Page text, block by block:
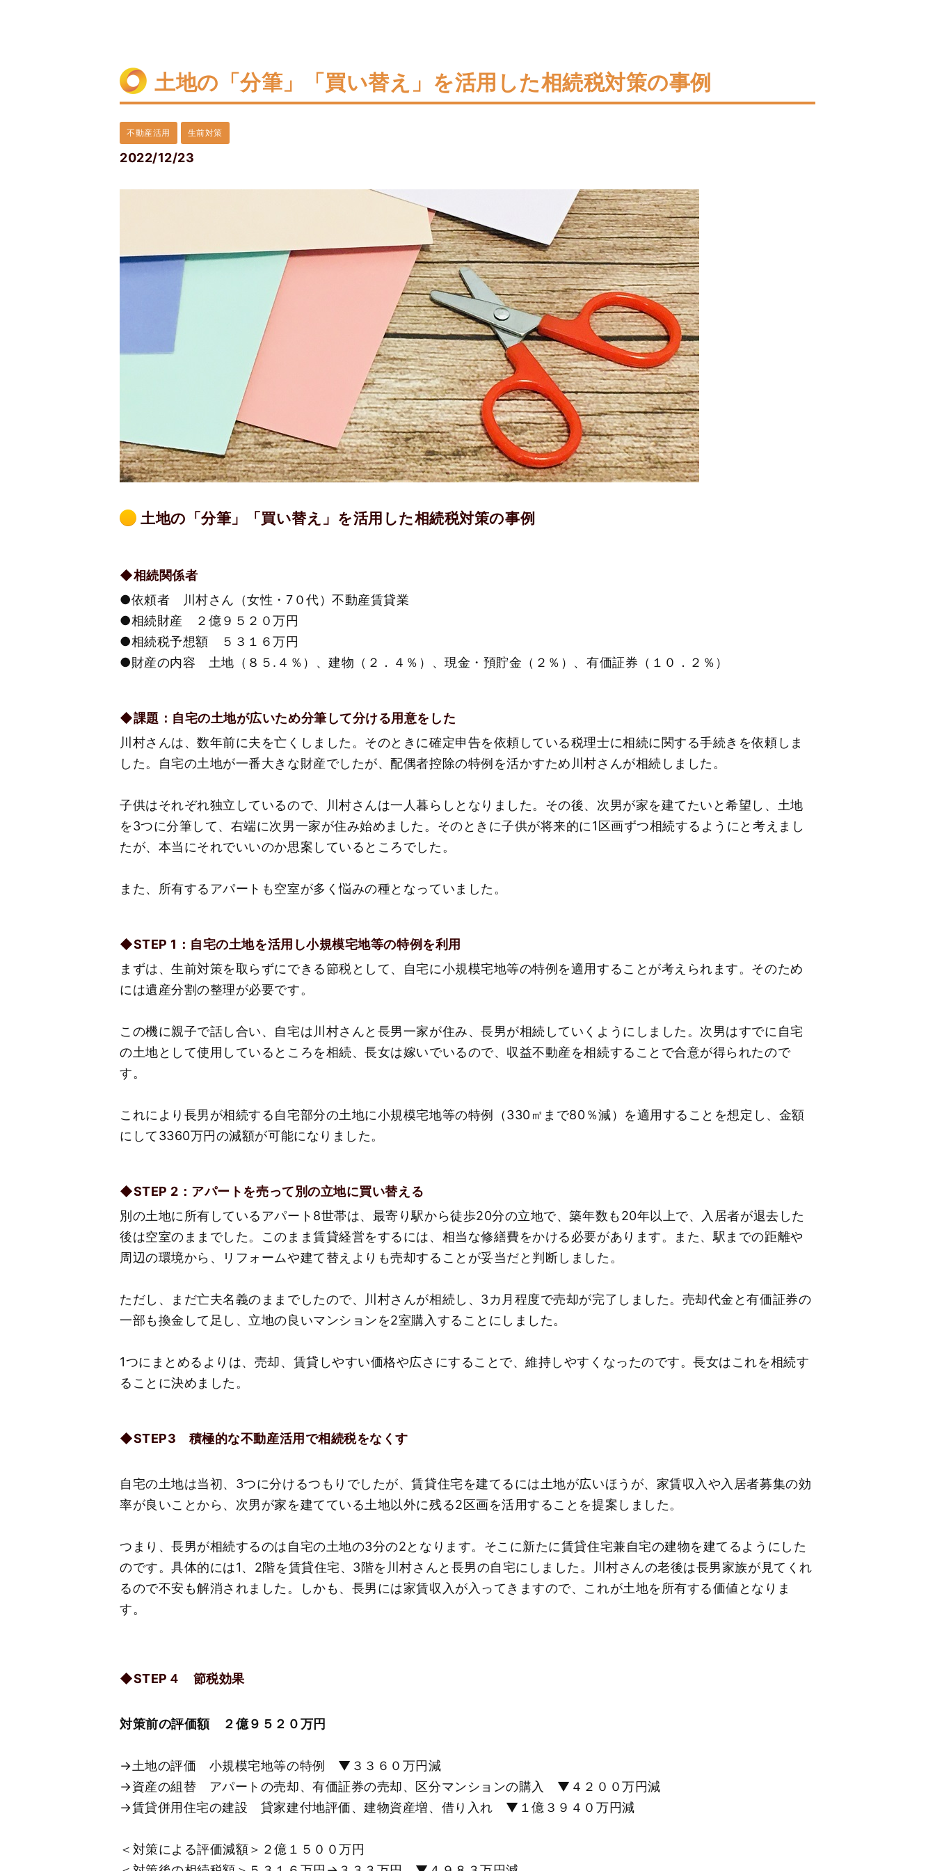
土地の「分筆」「買い替え」を活用した相続税対策の事例
不動産活用 生前対策
2022/12/23
土地の「分筆」「買い替え」を活用した相続税対策の事例
◆相続関係者
●依頼者 川村さん（女性・7０代）不動産賃貸業
●相続財産 ２億９５２０万円
●相続税予想額 ５３１６万円
●財産の内容 土地（８５.４％）、建物（２．４％）、現金・預貯金（２％）、有価証券（１０．２％）
◆課題：自宅の土地が広いため分筆して分ける用意をした
川村さんは、数年前に夫を亡くしました。そのときに確定申告を依頼している税理士に相続に関する手続きを依頼しま
した。自宅の土地が一番大きな財産でしたが、配偶者控除の特例を活かすため川村さんが相続しました。
子供はそれぞれ独立しているので、川村さんは一人暮らしとなりました。その後、次男が家を建てたいと希望し、土地
を3つに分筆して、右端に次男一家が住み始めました。そのときに子供が将来的に1区画ずつ相続するようにと考えまし
たが、本当にそれでいいのか思案しているところでした。
また、所有するアパートも空室が多く悩みの種となっていました。
◆STEP 1：自宅の土地を活用し小規模宅地等の特例を利用
まずは、生前対策を取らずにできる節税として、自宅に小規模宅地等の特例を適用することが考えられます。そのため
には遺産分割の整理が必要です。
この機に親子で話し合い、自宅は川村さんと長男一家が住み、長男が相続していくようにしました。次男はすでに自宅
の土地として使用しているところを相続、長女は嫁いでいるので、収益不動産を相続することで合意が得られたので
す。
これにより長男が相続する自宅部分の土地に小規模宅地等の特例（330㎡まで80％減）を適用することを想定し、金額
にして3360万円の減額が可能になりました。
◆STEP 2：アパートを売って別の立地に買い替える
別の土地に所有しているアパート8世帯は、最寄り駅から徒歩20分の立地で、築年数も20年以上で、入居者が退去した
後は空室のままでした。このまま賃貸経営をするには、相当な修繕費をかける必要があります。また、駅までの距離や
周辺の環境から、リフォームや建て替えよりも売却することが妥当だと判断しました。
ただし、まだ亡夫名義のままでしたので、川村さんが相続し、3カ月程度で売却が完了しました。売却代金と有価証券の
一部も換金して足し、立地の良いマンションを2室購入することにしました。
1つにまとめるよりは、売却、賃貸しやすい価格や広さにすることで、維持しやすくなったのです。長女はこれを相続す
ることに決めました。
◆STEP3 積極的な不動産活用で相続税をなくす
自宅の土地は当初、3つに分けるつもりでしたが、賃貸住宅を建てるには土地が広いほうが、家賃収入や入居者募集の効
率が良いことから、次男が家を建てている土地以外に残る2区画を活用することを提案しました。
つまり、長男が相続するのは自宅の土地の3分の2となります。そこに新たに賃貸住宅兼自宅の建物を建てるようにした
のです。具体的には1、2階を賃貸住宅、3階を川村さんと長男の自宅にしました。川村さんの老後は長男家族が見てくれ
るので不安も解消されました。しかも、長男には家賃収入が入ってきますので、これが土地を所有する価値となりま
す。
◆STEP４ 節税効果
対策前の評価額 ２億９５２０万円
→土地の評価 小規模宅地等の特例 ▼３３６０万円減
→資産の組替 アパートの売却、有価証券の売却、区分マンションの購入 ▼４２００万円減
→賃貸併用住宅の建設 貸家建付地評価、建物資産増、借り入れ ▼１億３９４０万円減
＜対策による評価減額＞２億１５００万円